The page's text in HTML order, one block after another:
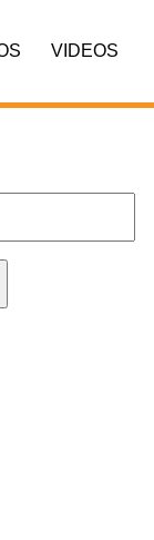
VIDEOS